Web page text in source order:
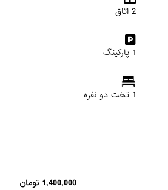
2 اتاق
1 پارکینگ
1 تخت دو نفره
1,400,000 تومان